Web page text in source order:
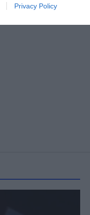
Privacy Policy